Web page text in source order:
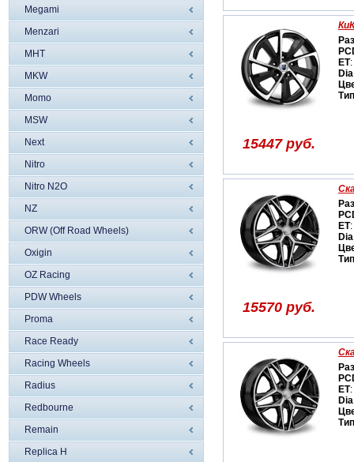
Megami
Menzari
MHT
MKW
Momo
MSW
Next
Nitro
Nitro N2O
NZ
ORW (Off Road Wheels)
Oxigin
OZ Racing
PDW Wheels
Proma
Race Ready
Racing Wheels
Radius
Redbourne
Remain
Replica H
ET
Dia
Тип
15447 руб.
ET
Dia
Тип
15570 руб.
ET
Dia
Тип